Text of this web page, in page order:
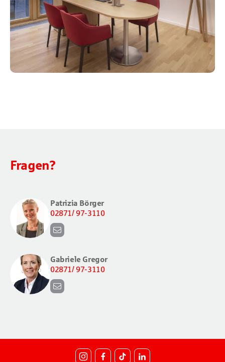
Fragen?
Patrizia Börger
02871/ 97-3110
p
r
s
o
n
Gabriele Gregor
02871/ 97-3110
p
o